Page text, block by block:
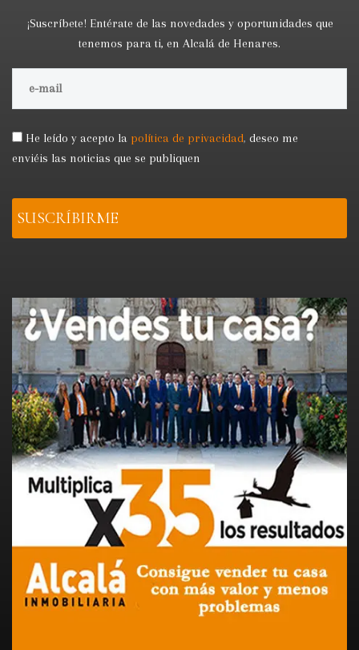
¡Suscríbete! Entérate de las novedades y oportunidades que
tenemos para ti, en Alcalá de Henares.
He leído y acepto la política de privacidad, deseo me
enviéis las noticias que se publiquen